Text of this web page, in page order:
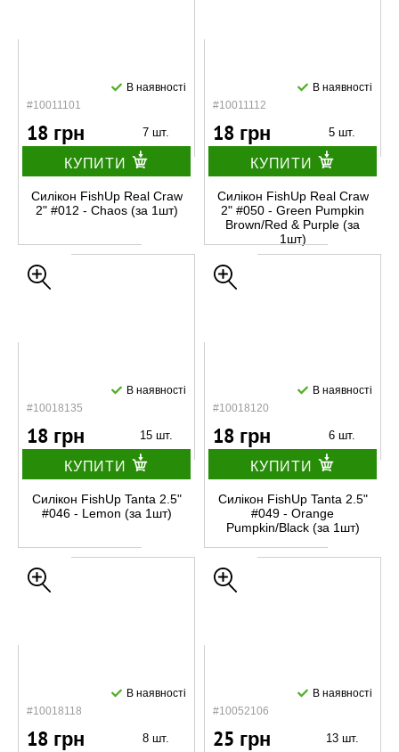
#10011101
В наявності
18 грн 7 шт.
КУПИТИ
Силікон FishUp Real Craw
2" #012 - Chaos (за 1шт)
#10011112
В наявності
18 грн 5 шт.
КУПИТИ
Силікон FishUp Real Craw
2" #050 - Green Pumpkin
Brown/Red & Purple (за
1шт)
#10018135
В наявності
18 грн 15 шт.
КУПИТИ
Силікон FishUp Tanta 2.5"
#046 - Lemon (за 1шт)
#10018120
В наявності
18 грн 6 шт.
КУПИТИ
Силікон FishUp Tanta 2.5"
#049 - Orange
Pumpkin/Black (за 1шт)
#10018118
В наявності
18 грн 8 шт.
#10052106
В наявності
25 грн 13 шт.